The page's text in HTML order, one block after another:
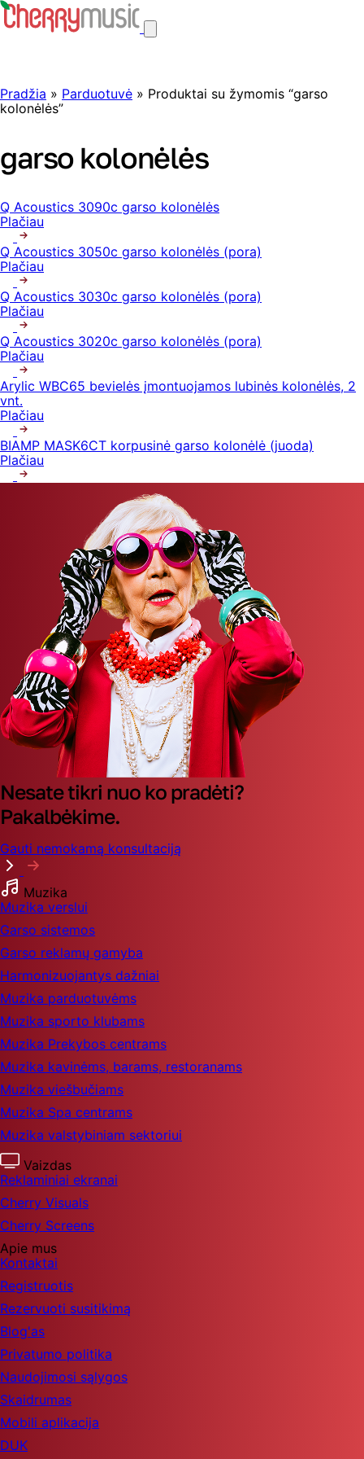
Pradžia » Parduotuvė » Produktai su žymomis “garso
kolonėlės”
garso kolonėlės
Q Acoustics 3090c garso kolonėlės
Plačiau
Q Acoustics 3050c garso kolonėlės (pora)
Plačiau
Q Acoustics 3030c garso kolonėlės (pora)
Plačiau
Q Acoustics 3020c garso kolonėlės (pora)
Plačiau
Arylic WBC65 bevielės įmontuojamos lubinės kolonėlės, 2
vnt.
Plačiau
BIAMP MASK6CT korpusinė garso kolonėlė (juoda)
Plačiau
Nesate tikri nuo ko pradėti?
Pakalbėkime.
Gauti nemokamą konsultaciją
Muzika
Muzika verslui
Garso sistemos
Garso reklamų gamyba
Harmonizuojantys dažniai
Muzika parduotuvėms
Muzika sporto klubams
Muzika Prekybos centrams
Muzika kavinėms, barams, restoranams
Muzika viešbučiams
Muzika Spa centrams
Muzika valstybiniam sektoriui
Vaizdas
Reklaminiai ekranai
Cherry Visuals
Cherry Screens
Apie mus
Kontaktai
Registruotis
Rezervuoti susitikimą
Blog'as
Privatumo politika
Naudojimosi sąlygos
Skaidrumas
Mobili aplikacija
DUK